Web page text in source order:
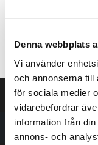
Denna webbplats
Vi använder
och annonserna till
för sociala medier
vidarebefordrar
information från
annons- och
museet att vara